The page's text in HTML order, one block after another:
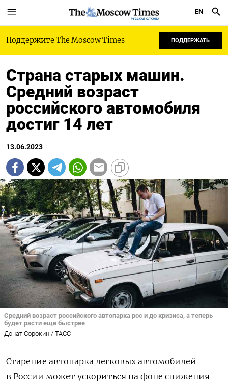
РУССКАЯ СЛУЖБА
EN
Поддержите The Moscow Times ПОДДЕРЖАТЬ
Страна старых машин.
Средний возраст
российского автомобиля
достиг 14 лет
13.06.2023
Средний возраст российского автопарка рос и до кризиса, а теперь
будет расти еще быстрее
Донат Сорокин / ТАСС
Старение автопарка легковых автомобилей
в России может ускориться на фоне снижения